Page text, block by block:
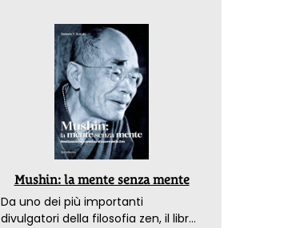
Mushin: la mente senza mente
Da uno dei più importanti
divulgatori della filosofia zen, il libro